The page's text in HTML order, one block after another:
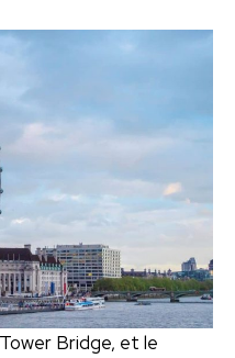
Bridge, et le